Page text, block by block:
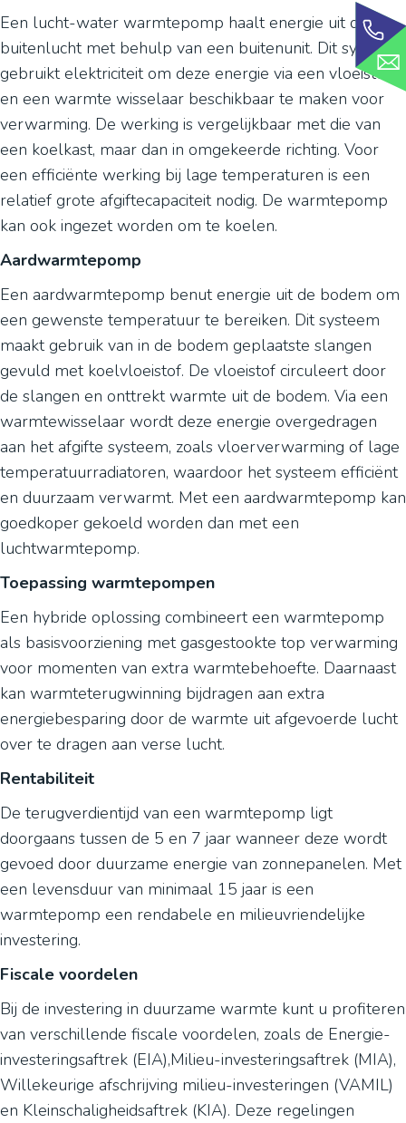
Een lucht-water warmtepomp haalt energie uit de
buitenlucht met behulp van een buitenunit. Dit systeem
gebruikt elektriciteit om deze energie via een vloeistof
en een warmte wisselaar beschikbaar te maken voor
verwarming. De werking is vergelijkbaar met die van
een koelkast, maar dan in omgekeerde richting. Voor
een efficiënte werking bij lage temperaturen is een
relatief grote afgiftecapaciteit nodig. De warmtepomp
kan ook ingezet worden om te koelen.
Aardwarmtepomp
Een aardwarmtepomp benut energie uit de bodem om
een gewenste temperatuur te bereiken. Dit systeem
maakt gebruik van in de bodem geplaatste slangen
gevuld met koelvloeistof. De vloeistof circuleert door
de slangen en onttrekt warmte uit de bodem. Via een
warmtewisselaar wordt deze energie overgedragen
aan het afgifte systeem, zoals vloerverwarming of lage
temperatuurradiatoren, waardoor het systeem efficiënt
en duurzaam verwarmt. Met een aardwarmtepomp kan
goedkoper gekoeld worden dan met een
luchtwarmtepomp.
Toepassing warmtepompen
Een hybride oplossing combineert een warmtepomp
als basisvoorziening met gasgestookte top verwarming
voor momenten van extra warmtebehoefte. Daarnaast
kan warmteterugwinning bijdragen aan extra
energiebesparing door de warmte uit afgevoerde lucht
over te dragen aan verse lucht.
Rentabiliteit
De terugverdientijd van een warmtepomp ligt
doorgaans tussen de 5 en 7 jaar wanneer deze wordt
gevoed door duurzame energie van zonnepanelen. Met
een levensduur van minimaal 15 jaar is een
warmtepomp een rendabele en milieuvriendelijke
investering.
Fiscale voordelen
Bij de investering in duurzame warmte kunt u profiteren
van verschillende fiscale voordelen, zoals de Energie-
investeringsaftrek (EIA),Milieu-investeringsaftrek (MIA),
Willekeurige afschrijving milieu-investeringen (VAMIL)
en Kleinschaligheidsaftrek (KIA). Deze regelingen